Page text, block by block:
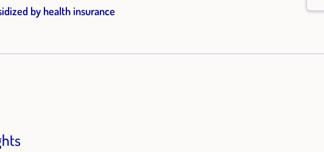
by health insurance